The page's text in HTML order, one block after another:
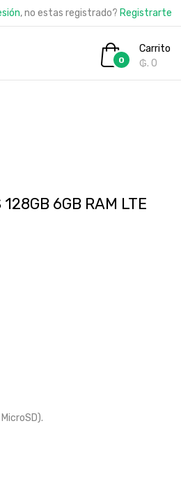
, no estas registrado? Registrarte
0
Carrito
₲. 0
6GB RAM LTE